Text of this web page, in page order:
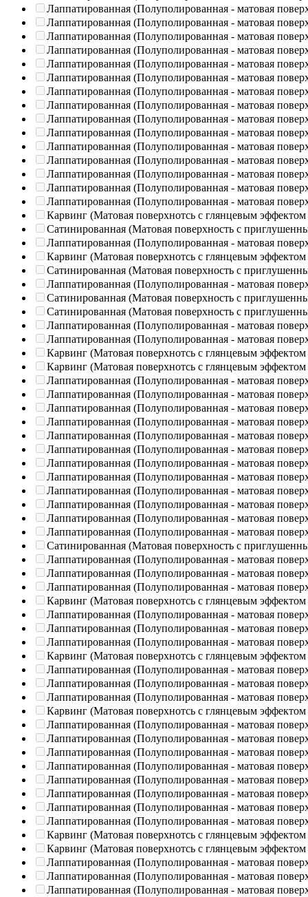
Лаппатированная (Полуполированная - матовая
Лаппатированная (Полуполированная - матовая
Лаппатированная (Полуполированная - матовая
Лаппатированная (Полуполированная - матовая
Лаппатированная (Полуполированная - матовая
Лаппатированная (Полуполированная - матовая
Лаппатированная (Полуполированная - матовая
Лаппатированная (Полуполированная - матовая
Лаппатированная (Полуполированная - матовая
Лаппатированная (Полуполированная - матовая
Лаппатированная (Полуполированная - матовая
Лаппатированная (Полуполированная - матовая
Лаппатированная (Полуполированная - матовая
Лаппатированная (Полуполированная - матовая
Лаппатированная (Полуполированная - матовая
Карвинг (Матовая поверхнотсь с глянцевым эффектом
Сатинированная (Матовая поверхность с
Лаппатированная (Полуполированная - матовая
Карвинг (Матовая поверхнотсь с глянцевым эффектом
Сатинированная (Матовая поверхность с
Лаппатированная (Полуполированная - матовая
Сатинированная (Матовая поверхность с
Сатинированная (Матовая поверхность с
Лаппатированная (Полуполированная - матовая
Лаппатированная (Полуполированная - матовая
Карвинг (Матовая поверхнотсь с глянцевым эффектом
Карвинг (Матовая поверхнотсь с глянцевым эффектом
Лаппатированная (Полуполированная - матовая
Лаппатированная (Полуполированная - матовая
Лаппатированная (Полуполированная - матовая
Лаппатированная (Полуполированная - матовая
Лаппатированная (Полуполированная - матовая
Лаппатированная (Полуполированная - матовая
Лаппатированная (Полуполированная - матовая
Лаппатированная (Полуполированная - матовая
Лаппатированная (Полуполированная - матовая
Лаппатированная (Полуполированная - матовая
Лаппатированная (Полуполированная - матовая
Лаппатированная (Полуполированная - матовая
Сатинированная (Матовая поверхность с
Лаппатированная (Полуполированная - матовая
Лаппатированная (Полуполированная - матовая
Лаппатированная (Полуполированная - матовая
Карвинг (Матовая поверхнотсь с глянцевым эффектом
Лаппатированная (Полуполированная - матовая
Лаппатированная (Полуполированная - матовая
Лаппатированная (Полуполированная - матовая
Карвинг (Матовая поверхнотсь с глянцевым эффектом
Лаппатированная (Полуполированная - матовая
Лаппатированная (Полуполированная - матовая
Лаппатированная (Полуполированная - матовая
Карвинг (Матовая поверхнотсь с глянцевым эффектом
Лаппатированная (Полуполированная - матовая
Лаппатированная (Полуполированная - матовая
Лаппатированная (Полуполированная - матовая
Лаппатированная (Полуполированная - матовая
Лаппатированная (Полуполированная - матовая
Лаппатированная (Полуполированная - матовая
Лаппатированная (Полуполированная - матовая
Лаппатированная (Полуполированная - матовая
Карвинг (Матовая поверхнотсь с глянцевым эффектом
Карвинг (Матовая поверхнотсь с глянцевым эффектом
Лаппатированная (Полуполированная - матовая
Лаппатированная (Полуполированная - матовая
Лаппатированная (Полуполированная - матовая